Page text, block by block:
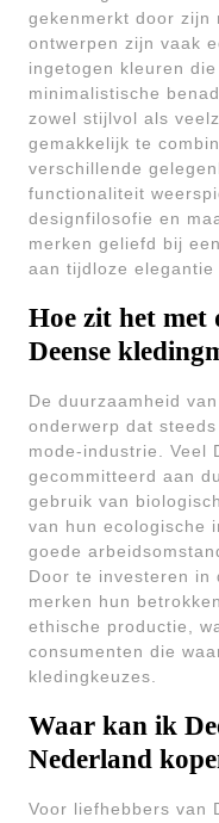
gekenmerkt door zijn
ontwerpen zijn vaak
ingetogen kleuren
minimalistische
zowel stijlvol als
gemakkelijk te
verschillende
functionaliteit
designfilosofie en
merken geliefd bij
aan tijdloze elegantie
Hoe zit het met
Deense
De duurzaamheid
onderwerp dat
mode-industrie. Veel
gecommitteerd aan
gebruik van
van hun ecologische
goede
Door te investeren in
merken hun
ethische productie,
consumenten die
kledingkeuzes.
Waar kan ik
Nederland
Voor liefhebbers van